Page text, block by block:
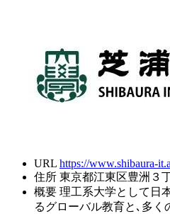
URL https://www.shibaura-
住所 東京都江東区豊洲３
概要 理工系大学として日
るグローバル教育と､多